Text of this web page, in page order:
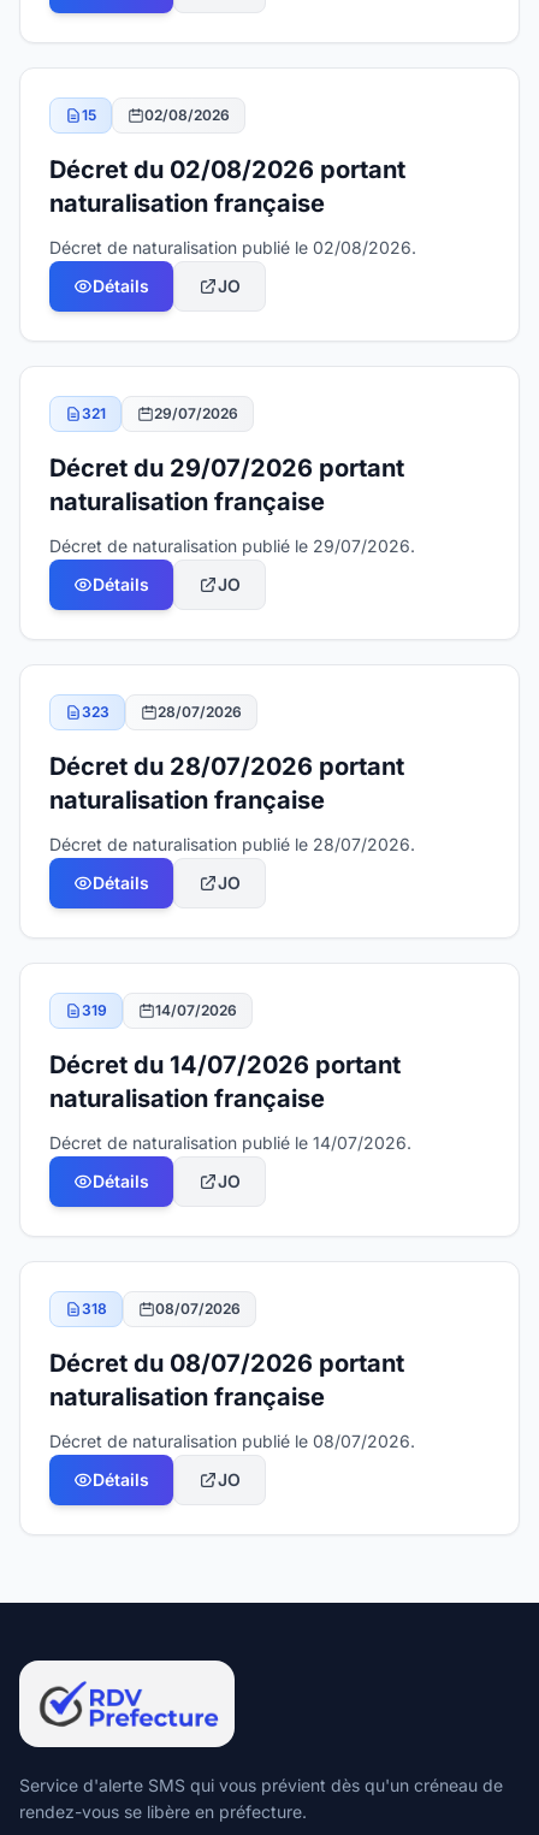
15 02/08/2026
Décret du 02/08/2026 portant
naturalisation française
Décret de naturalisation publié le 02/08/2026.
Détails
JO
321 29/07/2026
Décret du 29/07/2026 portant
naturalisation française
Décret de naturalisation publié le 29/07/2026.
Détails
JO
323 28/07/2026
Décret du 28/07/2026 portant
naturalisation française
Décret de naturalisation publié le 28/07/2026.
Détails
JO
319 14/07/2026
Décret du 14/07/2026 portant
naturalisation française
Décret de naturalisation publié le 14/07/2026.
Détails
JO
318 08/07/2026
Décret du 08/07/2026 portant
naturalisation française
Décret de naturalisation publié le 08/07/2026.
Détails
JO
Service d'alerte SMS qui vous prévient dès qu'un créneau de
rendez-vous se libère en préfecture.